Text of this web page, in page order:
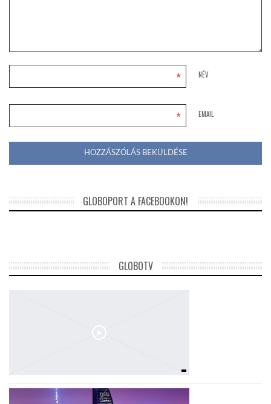
NÉV
*
EMAIL
*
GLOBOPORT A FACEBOOKON!
GLOBOTV